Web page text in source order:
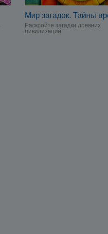
Мир загадок. Тайны
Раскройте загадки древних
цивилизаций